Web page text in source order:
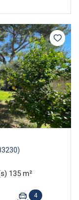
Maison 6 pièce(s) 4 chambre(s) 135 m²
4